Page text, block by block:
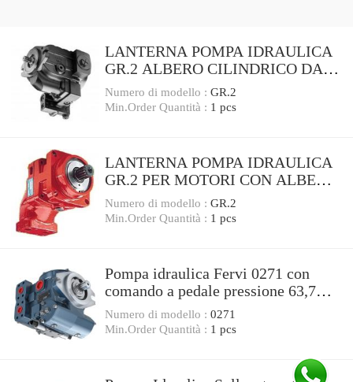
LANTERNA POMPA IDRAULICA
GR.2 ALBERO CILINDRICO DA
28,5mm PER MOTORE HONDA
GX690
Numero di modello : GR.2
Min.Order Quantità : 1 pcs
LANTERNA POMPA IDRAULICA
GR.2 PER MOTORI CON ALBERO
CONICO 24mm LOMBARDINI
ACME
Numero di modello : GR.2
Min.Order Quantità : 1 pcs
Pompa idraulica Fervi 0271 con
comando a pedale pressione 63,7
Mpa -
Numero di modello : 0271
Min.Order Quantità : 1 pcs